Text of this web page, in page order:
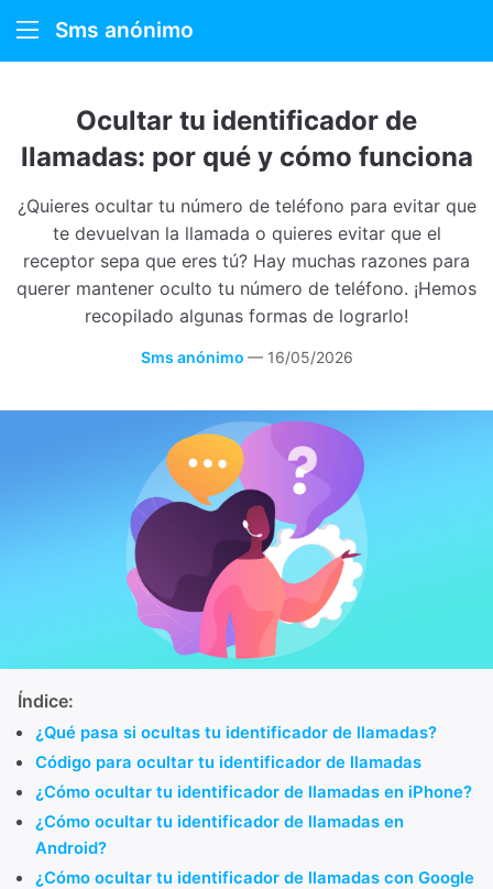
Sms anónimo
Cómo funciona
Ocultar tu identificador de
llamadas: por qué y cómo funciona
¿Quieres ocultar tu número de teléfono para evitar que
te devuelvan la llamada o quieres evitar que el
receptor sepa que eres tú? Hay muchas razones para
querer mantener oculto tu número de teléfono. ¡Hemos
recopilado algunas formas de lograrlo!
Sms anónimo — 16/05/2026
Índice:
¿Qué pasa si ocultas tu identificador de llamadas?
Código para ocultar tu identificador de llamadas
¿Cómo ocultar tu identificador de llamadas en iPhone?
¿Cómo ocultar tu identificador de llamadas en
Android?
¿Cómo ocultar tu identificador de llamadas con Google